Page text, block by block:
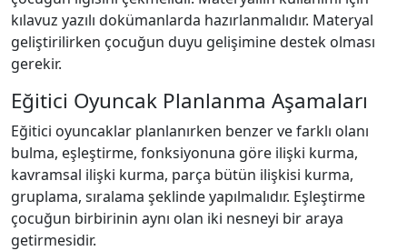
kılavuz yazılı dokümanlarda hazırlanmalıdır. Materyal
geliştirilirken çocuğun duyu gelişimine destek olması
gerekir.
Eğitici Oyuncak Planlanma Aşamaları
Eğitici oyuncaklar planlanırken benzer ve farklı olanı
bulma, eşleştirme, fonksiyonuna göre ilişki kurma,
kavramsal ilişki kurma, parça bütün ilişkisi kurma,
gruplama, sıralama şeklinde yapılmalıdır. Eşleştirme
çocuğun birbirinin aynı olan iki nesneyi bir araya
getirmesidir.